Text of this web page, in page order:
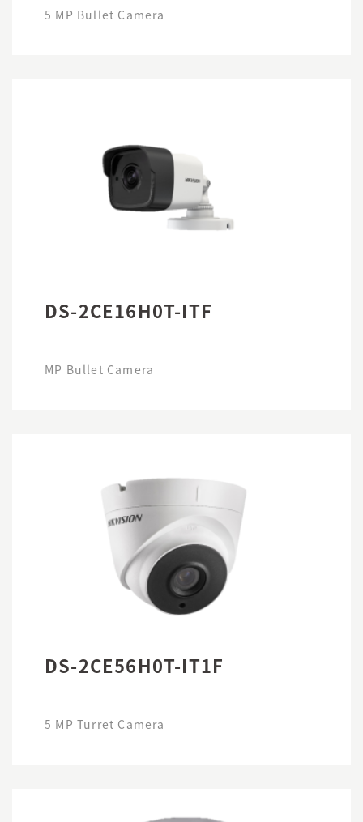
5 MP Bullet Camera
DS-2CE16H0T-ITF
MP Bullet Camera
DS-2CE56H0T-IT1F
5 MP Turret Camera